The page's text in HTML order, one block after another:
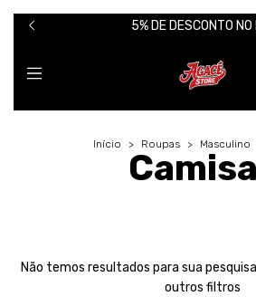
5% DE DESCONTO NO
Início > Roupas > Masculino
Não temos resultados para sua
outros filtros